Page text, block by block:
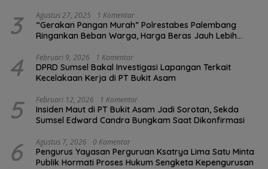
3 Agustus 27, 2025 1 Komentar
“Gerakan Pangan Murah” Polrestabes Palembang
Ringankan Beban Warga, Harga Beras Jauh Lebih
4 Februari 9, 2026 1 Komentar
DPRD Sumsel Bakal Investigasi Lapangan Terkait
Kecelakaan Kerja di PT Bukit Asam
5 Februari 12, 2026 1 Komentar
Insiden Maut di PT Bukit Asam Jadi Sorotan, Sekda
Sumsel Edward Candra Bungkam Saat Dikonfirmasi
6 Agustus 7, 2026 0 Komentar
Pengurus Yayasan Perguruan Ksatrya Lima Satu Minta
Publik Hormati Proses Hukum Sengketa Kepengurusan